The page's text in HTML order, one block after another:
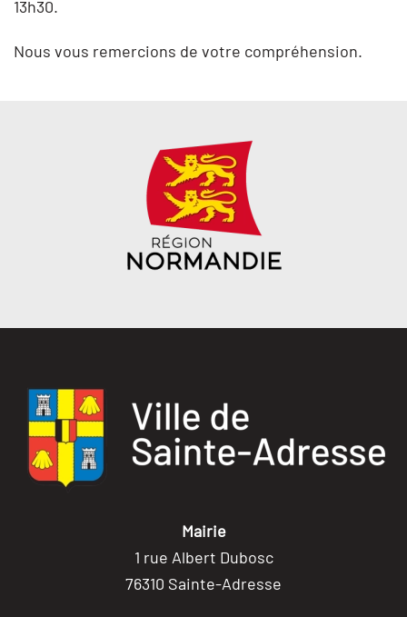
13h30.
Nous vous remercions de votre compréhension.
Mairie
1 rue Albert Dubosc
76310 Sainte-Adresse